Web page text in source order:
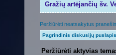
Gražių artėjančių šv.
Peržiūrėti neatsakytus
Pagrindinis diskusijų puslapis
Peržiūrėti aktyvias